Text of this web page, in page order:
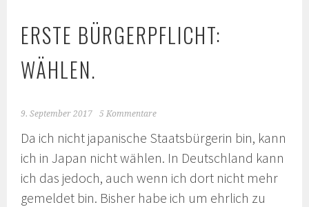
ERSTE BÜRGERPFLICHT:
WÄHLEN.
9. September 2017 5 Kommentare
Da ich nicht japanische Staatsbürgerin bin, kann
ich in Japan nicht wählen. In Deutschland kann
ich das jedoch, auch wenn ich dort nicht mehr
gemeldet bin. Bisher habe ich um ehrlich zu